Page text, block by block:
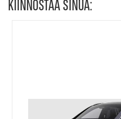
KIINNOSTAA SINUA: